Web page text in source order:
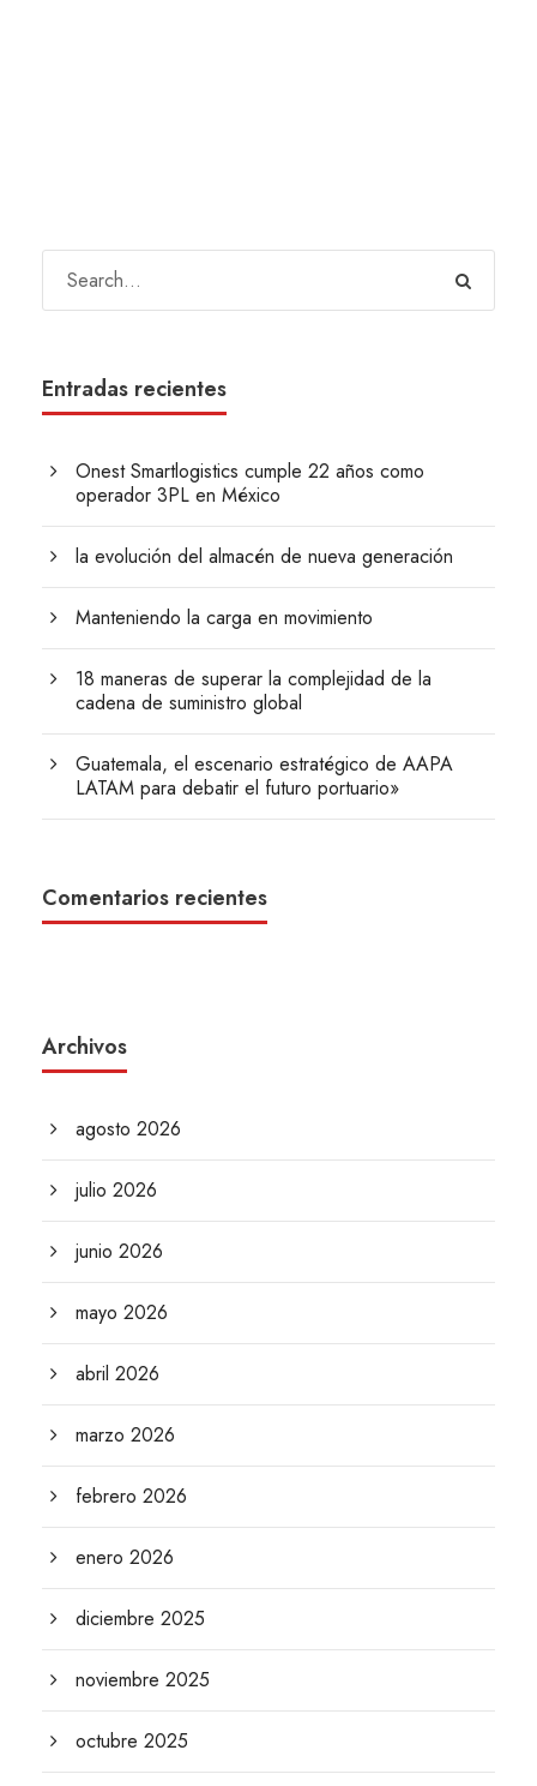
Entradas recientes
Onest Smartlogistics cumple 22 años como
operador 3PL en México
la evolución del almacén de nueva generación
Manteniendo la carga en movimiento
18 maneras de superar la complejidad de la
cadena de suministro global
Guatemala, el escenario estratégico de AAPA
LATAM para debatir el futuro portuario»
Comentarios recientes
Archivos
agosto 2026
julio 2026
junio 2026
mayo 2026
abril 2026
marzo 2026
febrero 2026
enero 2026
diciembre 2025
noviembre 2025
octubre 2025